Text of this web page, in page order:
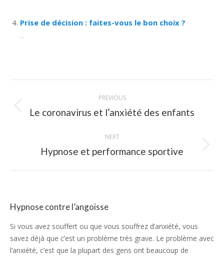
Prise de décision : faites-vous le bon choix ?
navigation
PREVIOUS
Previous
Le coronavirus et l’anxiété des enfants
NEXT
Next
Hypnose et performance sportive
Hypnose contre l’angoisse
Si vous avez souffert ou que vous souffrez d’anxiété, vous
savez déjà que c’est un problème très grave. Le problème avec
l’anxiété, c’est que la plupart des gens ont beaucoup de